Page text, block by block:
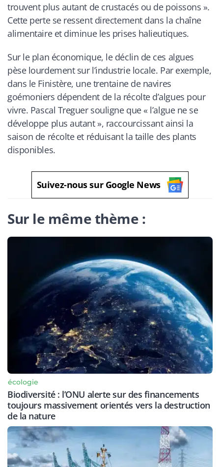
trouvent plus autant de crustacés ou de poissons ».
Cette perte se ressent directement dans la chaîne
alimentaire et diminue les prises halieutiques.
Sur le plan économique, le déclin de ces algues
pèse lourdement sur l’industrie locale. Par exemple,
dans le Finistère, une trentaine de navires
goémoniers dépendent de la récolte d’algues pour
vivre. Pascal Treguer souligne que « l’algue ne se
développe plus autant », raccourcissant ainsi la
saison de récolte et réduisant la taille des plants
disponibles.
Suivez-nous sur Google News
Sur le même thème :
écologie
Biodiversité : l’ONU alerte sur des financements
toujours massivement orientés vers la destruction
de la nature